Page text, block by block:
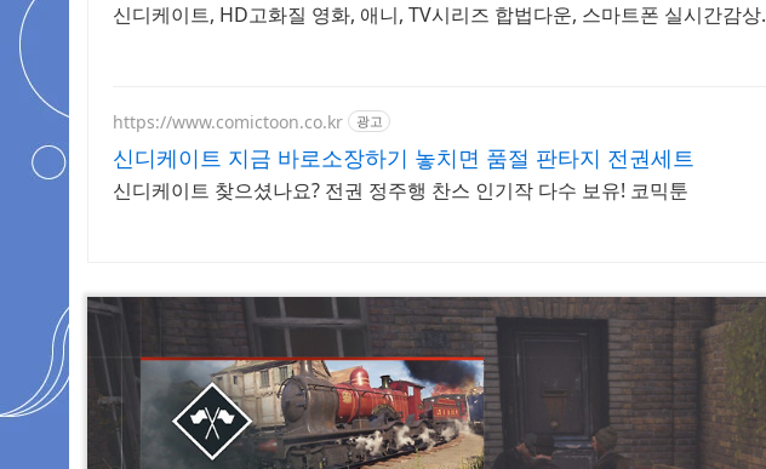
신디케이트, HD고화질 영화, 애니, TV시리즈 합법다운, 스마트폰 실시간감상.
https://www.comictoon.co.kr 광고
신디케이트 지금 바로소장하기 놓치면 품절 판타지 전권세트
신디케이트 찾으셨나요? 전권 정주행 찬스 인기작 다수 보유! 코믹툰